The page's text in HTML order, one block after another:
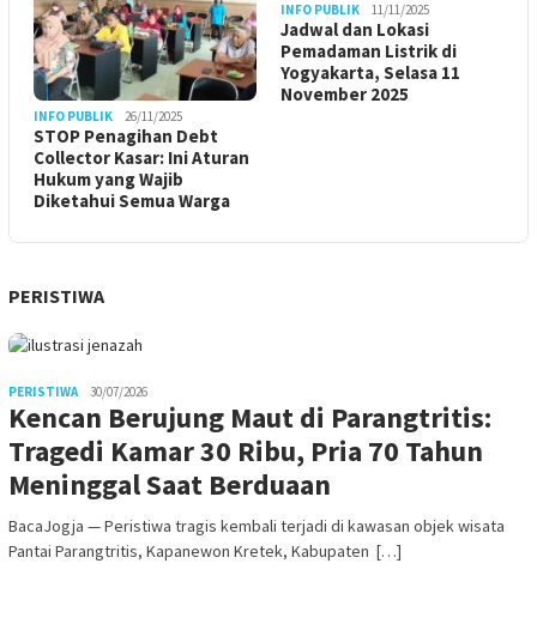
INFO PUBLIK 26/11/2025
STOP Penagihan Debt
Collector Kasar: Ini Aturan
Hukum yang Wajib
Diketahui Semua Warga
INFO PUBLIK 11/11/2025
Jadwal dan Lokasi
Pemadaman Listrik di
Yogyakarta, Selasa 11
November 2025
PERISTIWA
PERISTIWA 30/07/2026
Kencan Berujung Maut di Parangtritis:
Tragedi Kamar 30 Ribu, Pria 70 Tahun
Meninggal Saat Berduaan
BacaJogja — Peristiwa tragis kembali terjadi di kawasan objek wisata
Pantai Parangtritis, Kapanewon Kretek, Kabupaten […]